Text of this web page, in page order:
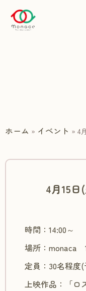
ホーム » イベント » 4
4月15
時間：14:00～
場所：monaca
定員：30名程度
上映作品：「ロ